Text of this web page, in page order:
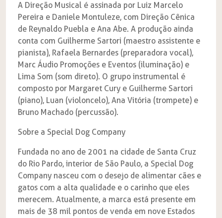
A Direção Musical é assinada por Luiz Marcelo
Pereira e Daniele Montuleze, com Direção Cênica
de Reynaldo Puebla e Ana Abe. A produção ainda
conta com Guilherme Sartori (maestro assistente e
pianista), Rafaela Bernardes (preparadora vocal),
Marc Áudio Promoções e Eventos (iluminação) e
Lima Som (som direto). O grupo instrumental é
composto por Margaret Cury e Guilherme Sartori
(piano), Luan (violoncelo), Ana Vitória (trompete) e
Bruno Machado (percussão).
Sobre a Special Dog Company
Fundada no ano de 2001 na cidade de Santa Cruz
do Rio Pardo, interior de São Paulo, a Special Dog
Company nasceu com o desejo de alimentar cães e
gatos com a alta qualidade e o carinho que eles
merecem. Atualmente, a marca está presente em
mais de 38 mil pontos de venda em nove Estados